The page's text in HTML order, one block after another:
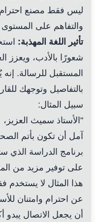
ليس فقط مصنع
والتفاهم على
تأثير اللغة المهذبة:
شعورًا بالأدب، ويعزز
المستقبل للرسالة.
بالتفاصيل وتوجهك
سبيل المثال:
"الأستاذ سميث العزيز،
آمل أن تكون بأتم
برنامج الدراسة الذي
على توفير مزيد من
هذا المثال لا يستخدم
عن احترام وامتنان
أن يجعل الاتصال يبدو